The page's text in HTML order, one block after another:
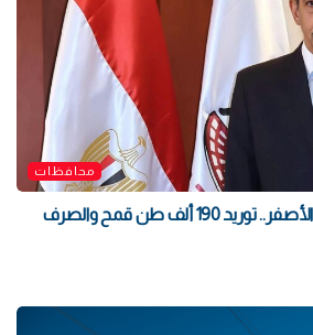
محافظات
سوهاج تكتسي بالذهب الأصفر.. توريد 190 ألف طن قمح والصرف